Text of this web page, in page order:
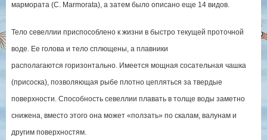
мармората (С. Marmorata), а затем было описано еще 14 видов.
Тело севеллии приспособлено к жизни в быстро текущей проточной
воде. Ее голова и тело сплющены, а плавники
располагаются горизонтально. Имеется мощная сосательная чашка
(присоска), позволяющая рыбе плотно цепляться за твердые
поверхности. Способность севеллии плавать в толще воды заметно
снижена, вместо этого она может «ползать» по скалам, валунам и
другим поверхностям.